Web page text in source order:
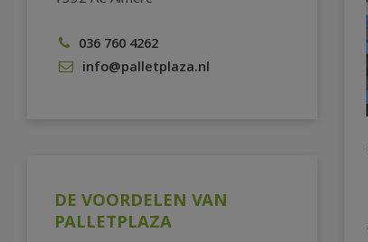
036 760 4262
info@palletplaza.nl
DE VOORDELEN VAN
PALLETPLAZA